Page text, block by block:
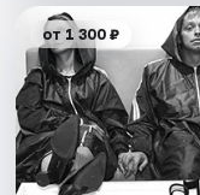
от 1 300 ₽